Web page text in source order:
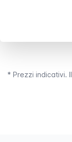
* Prezzi indicativi.